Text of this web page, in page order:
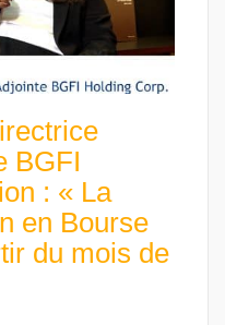
BGFI
: « La
en Bourse
du mois de